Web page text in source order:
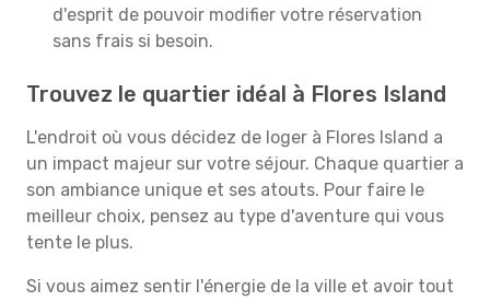
d'esprit de pouvoir modifier votre réservation
sans frais si besoin.
Trouvez le quartier idéal à Flores Island
L'endroit où vous décidez de loger à Flores Island a
un impact majeur sur votre séjour. Chaque quartier a
son ambiance unique et ses atouts. Pour faire le
meilleur choix, pensez au type d'aventure qui vous
tente le plus.
Si vous aimez sentir l'énergie de la ville et avoir tout